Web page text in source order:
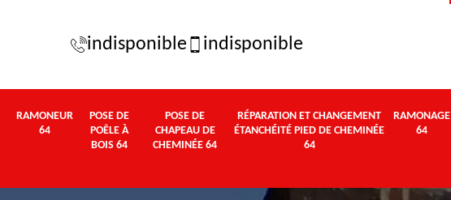
indisponible indisponible
RAMONEUR
64
POSE DE
POÊLE À
BOIS 64
POSE DE
CHAPEAU DE
CHEMINÉE 64
RÉPARATION ET CHANGEMENT
ÉTANCHÉITÉ PIED DE CHEMINÉE
64
RAMONAGE
64